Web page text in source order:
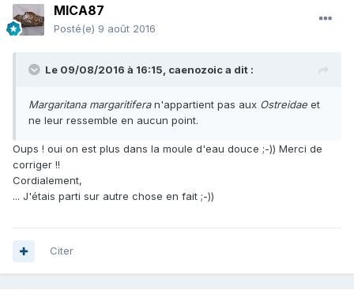
MICA87
Posté(e) 9 août 2016
Le 09/08/2016 à 16:15, caenozoica dit :
Margaritana margaritiferan'appartient pas aux Ostreidae et
ne leur ressemble en aucun point.
Oups ! oui on est plus dans la moule d'eau douce ;-)) Merci de
corriger !!
Cordialement,
... J'étais parti sur autre chose en fait ;-))
Citer